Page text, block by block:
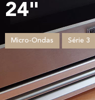
24"
Micro-Ondas Série 3